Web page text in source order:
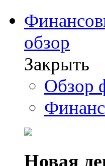
обзор
Закрыть
Обзор
Новая